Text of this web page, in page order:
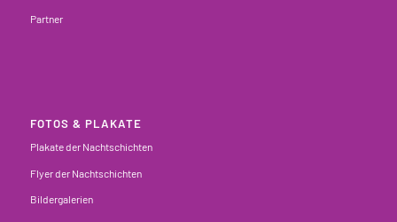
Partner
FOTOS & PLAKATE
Plakate der Nachtschichten
Flyer der Nachtschichten
Bildergalerien